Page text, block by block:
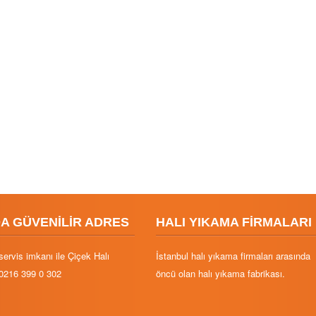
GÜVENİLİR ADRES
imkanı ile Çiçek Halı
399 0 302
HALI YIKAMA FİRMALARI
İstanbul halı yıkama firmaları arasında
öncü olan halı yıkama fabrikası.